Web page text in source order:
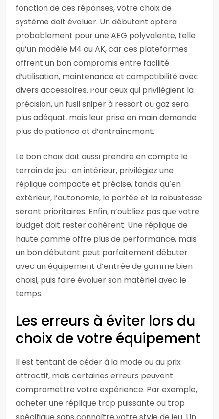
fonction de ces réponses, votre choix de
système doit évoluer. Un débutant optera
probablement pour une AEG polyvalente, telle
qu’un modèle M4 ou AK, car ces plateformes
offrent un bon compromis entre facilité
d’utilisation, maintenance et compatibilité avec
divers accessoires. Pour ceux qui privilégient la
précision, un fusil sniper à ressort ou gaz sera
plus adéquat, mais leur prise en main demande
plus de patience et d’entraînement.
Le bon choix doit aussi prendre en compte le
terrain de jeu : en intérieur, privilégiez une
réplique compacte et précise, tandis qu’en
extérieur, l’autonomie, la portée et la robustesse
seront prioritaires. Enfin, n’oubliez pas que votre
budget doit rester cohérent. Une réplique de
haute gamme offre plus de performance, mais
un bon débutant peut parfaitement débuter
avec un équipement d’entrée de gamme bien
choisi, puis faire évoluer son matériel avec le
temps.
Les erreurs à éviter lors du
choix de votre équipement
Il est tentant de céder à la mode ou au prix
attractif, mais certaines erreurs peuvent
compromettre votre expérience. Par exemple,
acheter une réplique trop puissante ou trop